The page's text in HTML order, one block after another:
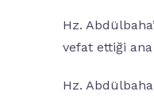
Hz.
vefat ettiği ana
Hz.